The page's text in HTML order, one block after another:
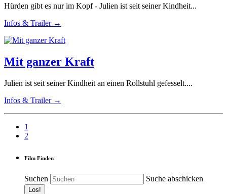
Hürden gibt es nur im Kopf - Julien ist seit seiner Kindheit...
Infos & Trailer →
Mit ganzer Kraft
Julien ist seit seiner Kindheit an einen Rollstuhl gefesselt....
Infos & Trailer →
1
2
Film Finden
Suchen Suche abschicken